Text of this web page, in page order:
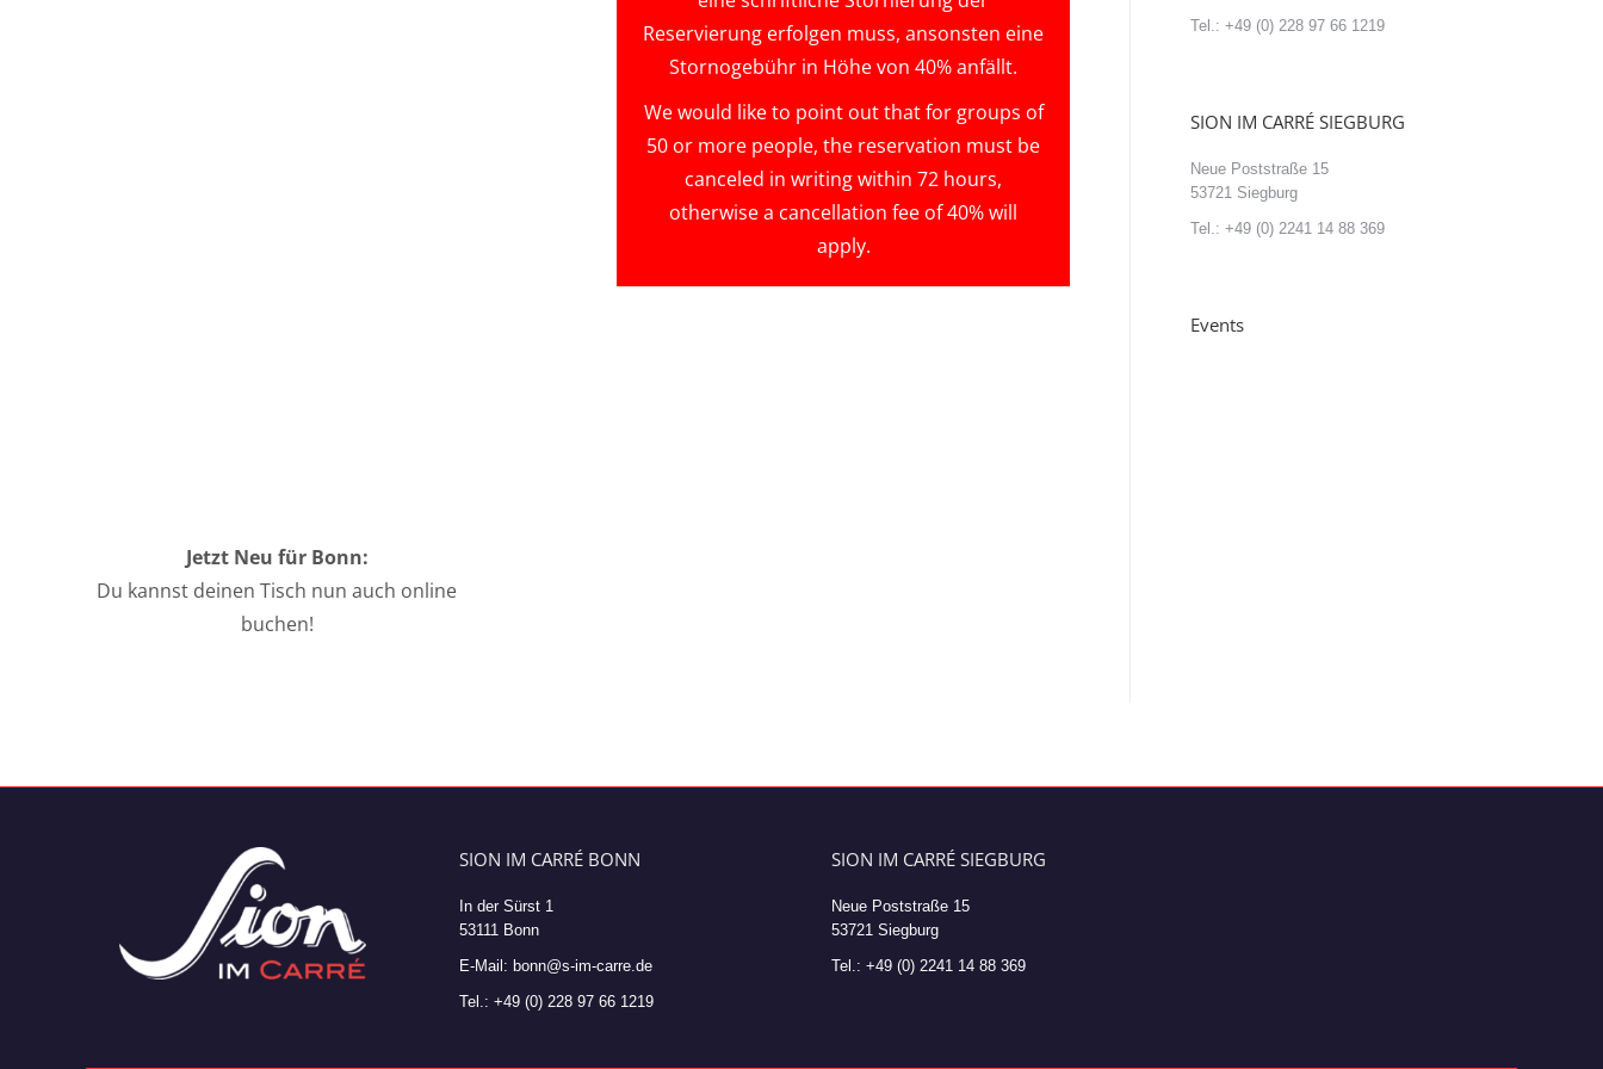
Jetzt Neu für Bonn:
Du kannst deinen Tisch nun auch online
buchen!
Reservierung erfolgen muss, ansonsten eine
Stornogebühr in Höhe von 40% anfällt.
We would like to point out that for groups of
50 or more people, the reservation must be
canceled in writing within 72 hours,
otherwise a cancellation fee of 40% will
apply.
Tel.: +49 (0) 228 97 66 1219
SION IM CARRÉ SIEGBURG
Neue Poststraße 15
53721 Siegburg
Tel.: +49 (0) 2241 14 88 369
Events
SION IM CARRÉ BONN
In der Sürst 1
53111 Bonn
E-Mail: bonn@s-im-carre.de
Tel.: +49 (0) 228 97 66 1219
SION IM CARRÉ SIEGBURG
Neue Poststraße 15
53721 Siegburg
Tel.: +49 (0) 2241 14 88 369